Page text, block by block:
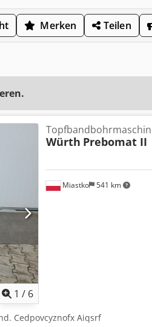
Merken Teilen
1 / 6
Miastko 541 km
Würth Prebomat II
Cedpovcyznofx Aiqsrf